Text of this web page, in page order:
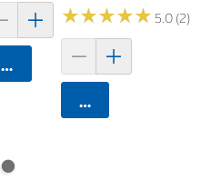
카트에 담기
★★★★★
★★★★★ 5.0 (2)
카트에 담기